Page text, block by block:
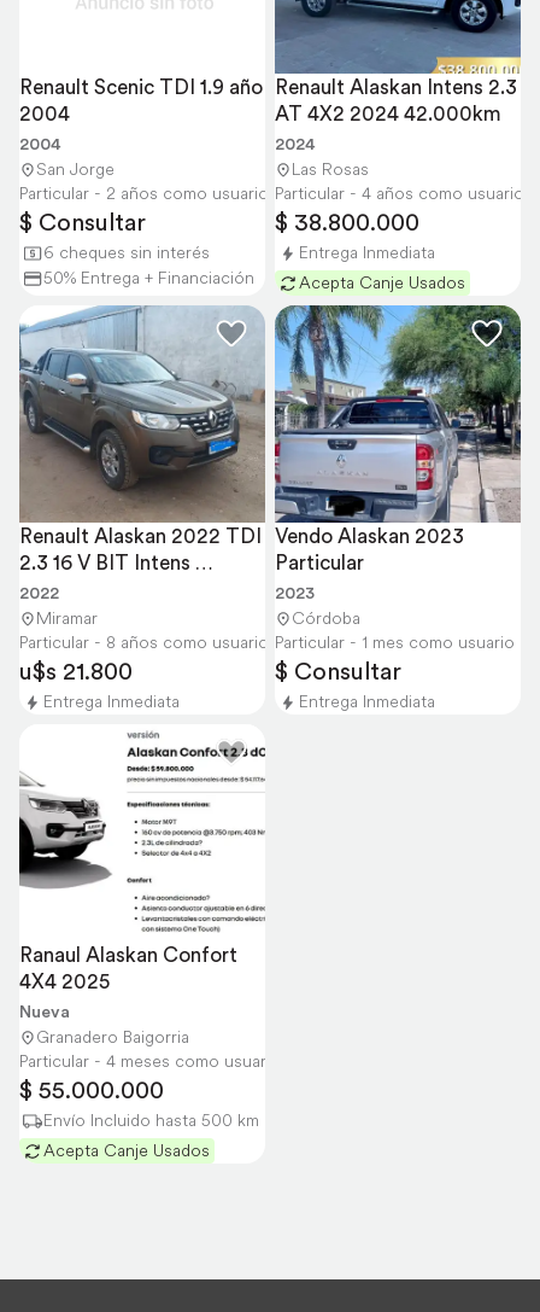
Renault Scenic TDI 1.9 año
2004
2004
San Jorge
Particular - 2 años como usuario
$ Consultar
6 cheques sin interés
50% Entrega + Financiación
Renault Alaskan Intens 2.3
AT 4X2 2024 42.000km
2024
Las Rosas
Particular - 4 años como usuario
$ 38.800.000
Entrega Inmediata
Acepta Canje Usados
Renault Alaskan 2022 TDI
2.3 16 V BIT Intens
110.000 km
2022
Miramar
Particular - 8 años como usuario
u$s 21.800
Entrega Inmediata
Vendo Alaskan 2023
Particular
2023
Córdoba
Particular - 1 mes como usuario
$ Consultar
Entrega Inmediata
Ranaul Alaskan Confort
4X4 2025
Nueva
Granadero Baigorria
Particular - 4 meses como usuario
$ 55.000.000
Envío Incluido hasta 500 km
Acepta Canje Usados